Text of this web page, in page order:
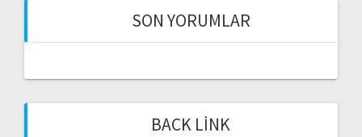
SON YORUMLAR
BACK LINK